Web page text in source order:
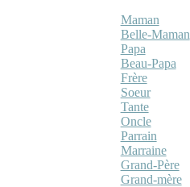
Maman
Belle-Maman
Papa
Beau-Papa
Frère
Soeur
Tante
Oncle
Parrain
Marraine
Grand-Père
Grand-mère